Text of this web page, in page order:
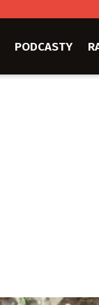
PODCASTY